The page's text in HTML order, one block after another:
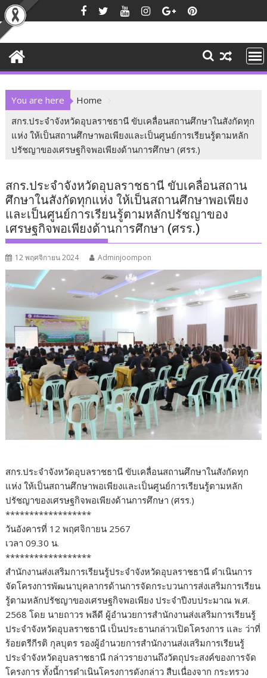
Skip
to
content
You are here
Home
สกร.ประจำจังหวัดอุบลราชธานี ขับเคลื่อนสถานศึกษาในสังกัดทุก
แห่ง ให้เป็นสถานศึกษาพอเพียงและเป็นศูนย์การเรียนรู้ตามหลัก
ปรัชญาของเศรษฐกิจพอเพียงด้านการศึกษา (ศรร.)
สกร.ประจำจังหวัดอุบลราชธานี ขับเคลื่อนสถาน
ศึกษาในสังกัดทุกแห่ง ให้เป็นสถานศึกษาพอเพียง
และเป็นศูนย์การเรียนรู้ตามหลักปรัชญาของ
เศรษฐกิจพอเพียงด้านการศึกษา (ศรร.)
12 พฤศจิกายน 2024 Adminjoompon
สกร.ประจำจังหวัดอุบลราชธานี ขับเคลื่อนสถานศึกษาในสังกัดทุก
แห่ง ให้เป็นสถานศึกษาพอเพียงและเป็นศูนย์การเรียนรู้ตามหลัก
ปรัชญาของเศรษฐกิจพอเพียงด้านการศึกษา (ศรร.)
******************
วันอังคารที่ 12 พฤศจิกายน 2567
เวลา 09.30 น.
******************
สำนักงานส่งเสริมการเรียนรู้ประจำจังหวัดอุบลราชธานี ดำเนินการ
จัดโครงการพัฒนาบุคลากรด้านการจัดกระบวนการส่งเสริมการเรียน
รู้ตามหลักปรัชญาของเศรษฐกิจพอเพียง ประจำปีงบประมาณ พ.ศ.
2568 โดย นายถาวร พลีดี ผู้อำนวยการสำนักงานส่งเสริมการเรียนรู้
ประจำจังหวัดอุบลราชธานี เป็นประธานกล่าวเปิดโครงการ และ ว่าที่
ร้อยตรีกีรติ กุลบุตร รองผู้อำนวยการสำนักงานส่งเสริมการเรียนรู้
ประจำจังหวัดอุบลราชธานี กล่าวรายงานถึงวัตถุประสงค์ของการจัด
โครงการ ทั้งนี้การดำเนินโครงการดังกล่าว สืบเนื่องจาก กระทรวง